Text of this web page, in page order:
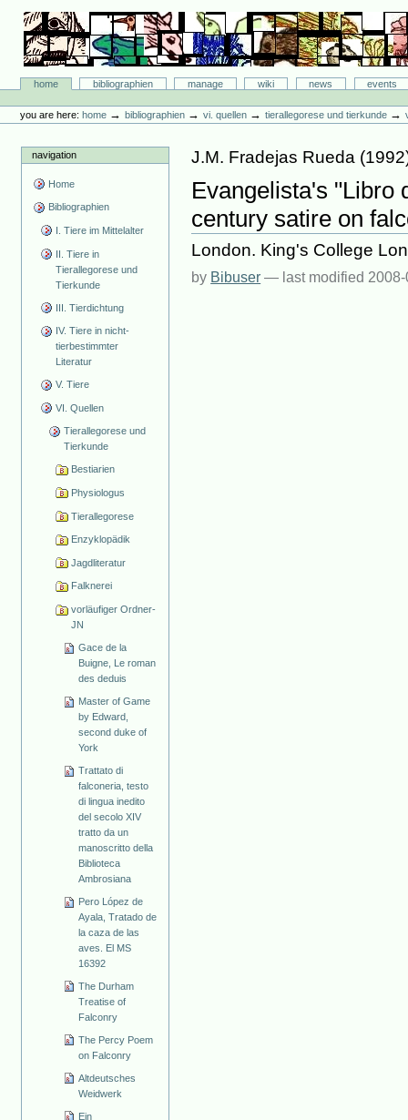
content.
navigation
Bibliographie-Portal
Sectionshome bibliographien manage wiki news
events
tools
you are here: home →bibliographien →vi. quellen →tierallegorese und tierkunde →
navigation
Home
Bibliographien
I. Tiere im Mittelalter
II. Tiere in
Tierallegorese und
Tierkunde
III. Tierdichtung
IV. Tiere in nicht-
tierbestimmter
Literatur
V. Tiere
VI. Quellen
Tierallegorese und
Tierkunde
Bestiarien
Physiologus
Tierallegorese
Enzyklopädik
Jagdliteratur
Falknerei
vorläufiger Ordner-
JN
Gace de la
Buigne, Le roman
des deduis
Master of Game
by Edward,
second duke of
York
Trattato di
falconeria, testo
di lingua inedito
del secolo XIV
tratto da un
manoscritto della
Biblioteca
Ambrosiana
Pero López de
Ayala, Tratado de
la caza de las
aves. El MS
16392
The Durham
Treatise of
Falconry
The Percy Poem
on Falconry
Altdeutsches
Weidwerk
Ein
J.M. Fradejas Rueda (1992
Evangelista's "Libro
century satire on
London. King's College
by Bibuser — last modified